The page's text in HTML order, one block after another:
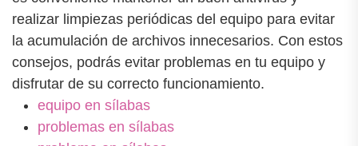
realizar limpiezas periódicas del equipo para evitar
la acumulación de archivos innecesarios. Con estos
consejos, podrás evitar problemas en tu equipo y
disfrutar de su correcto funcionamiento.
equipo en sílabas
problemas en sílabas